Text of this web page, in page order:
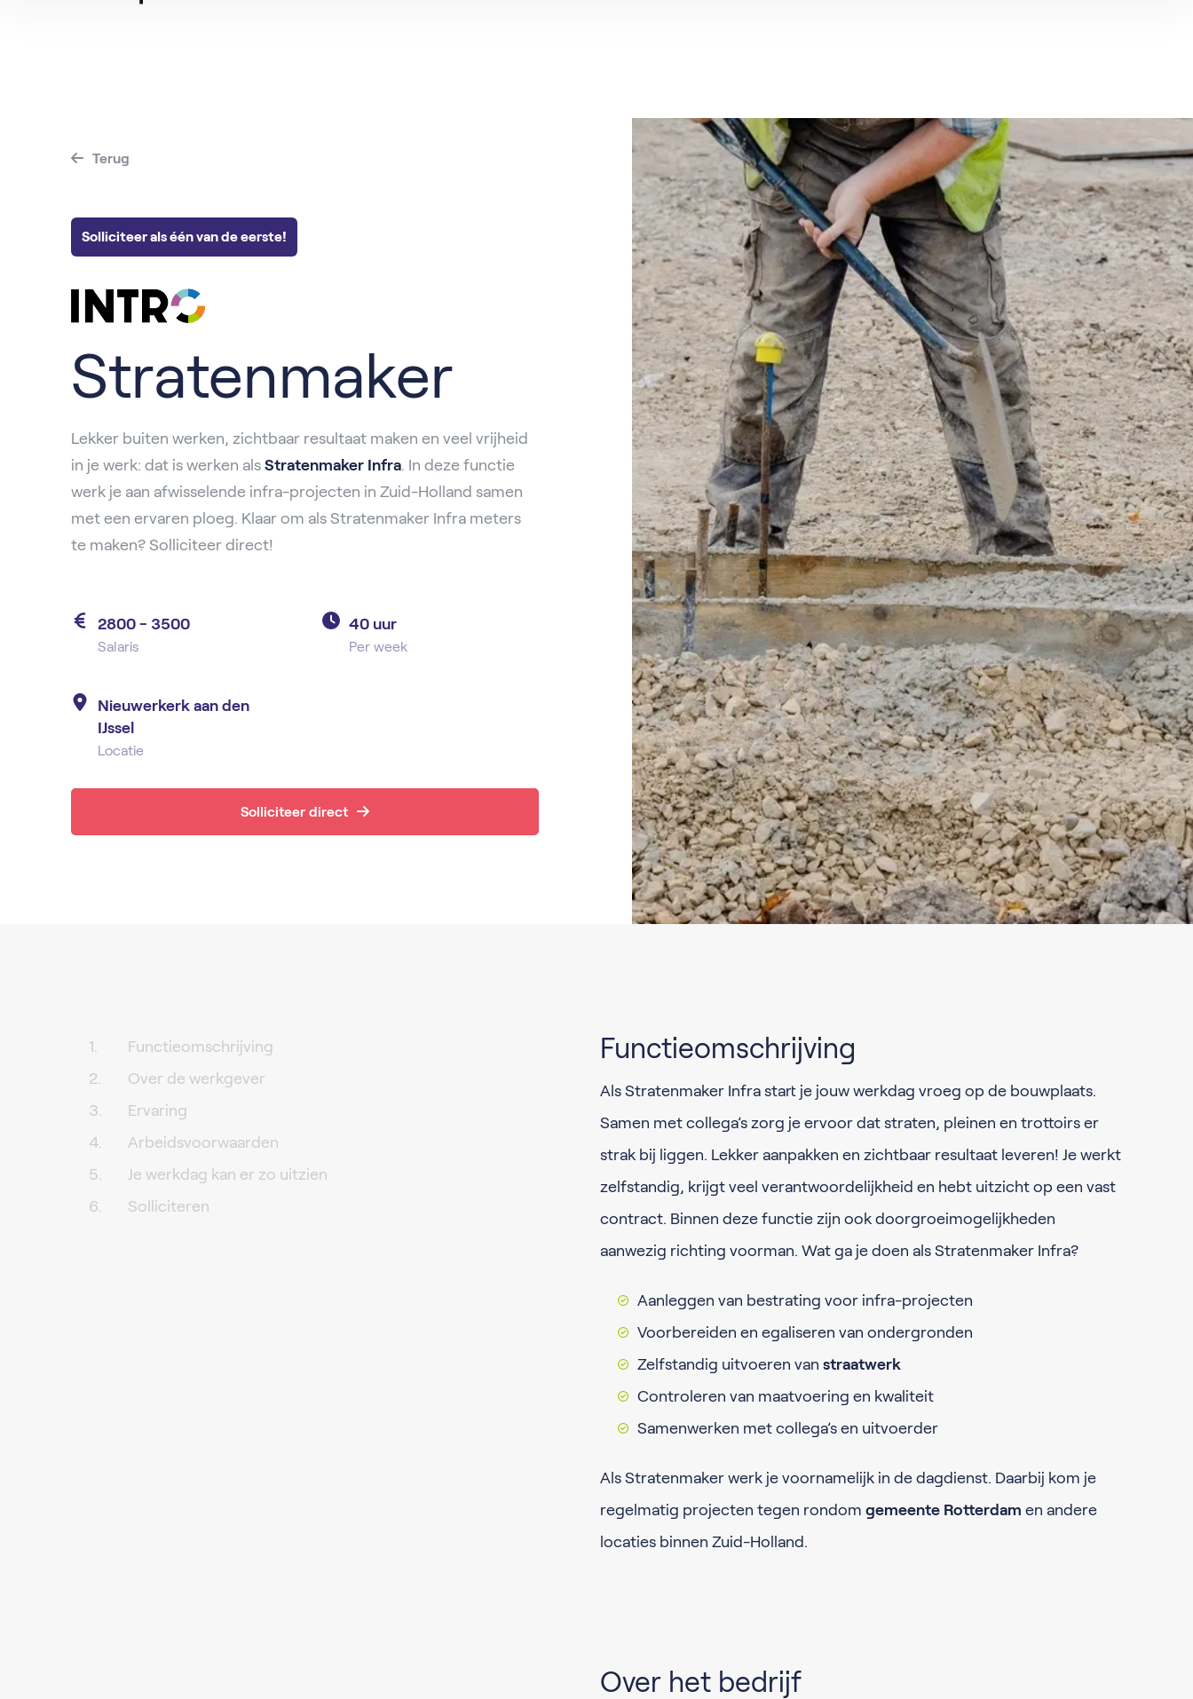
Terug
Solliciteer als één van de eerste!
Stratenmaker
Lekker buiten werken, zichtbaar resultaat maken en veel vrijheid
in je werk: dat is werken als Stratenmaker Infra. In deze functie
werk je aan afwisselende infra-projecten in Zuid-Holland samen
met een ervaren ploeg. Klaar om als Stratenmaker Infra meters
te maken? Solliciteer direct!
2800 - 3500
Salaris
40 uur
Per week
Nieuwerkerk aan den
IJssel
Locatie
Solliciteer direct
Functieomschrijving
Over de werkgever
Ervaring
Arbeidsvoorwaarden
Je werkdag kan er zo uitzien
Solliciteren
Functieomschrijving
Als Stratenmaker Infra start je jouw werkdag vroeg op de bouwplaats.
Samen met collega’s zorg je ervoor dat straten, pleinen en trottoirs er
strak bij liggen. Lekker aanpakken en zichtbaar resultaat leveren! Je werkt
zelfstandig, krijgt veel verantwoordelijkheid en hebt uitzicht op een vast
contract. Binnen deze functie zijn ook doorgroeimogelijkheden
aanwezig richting voorman. Wat ga je doen als Stratenmaker Infra?
Aanleggen van bestrating voor infra-projecten
Voorbereiden en egaliseren van ondergronden
Zelfstandig uitvoeren van straatwerk
Controleren van maatvoering en kwaliteit
Samenwerken met collega’s en uitvoerder
Als Stratenmaker werk je voornamelijk in de dagdienst. Daarbij kom je
regelmatig projecten tegen rondom gemeente Rotterdam en andere
locaties binnen Zuid-Holland.
Over het bedrijf